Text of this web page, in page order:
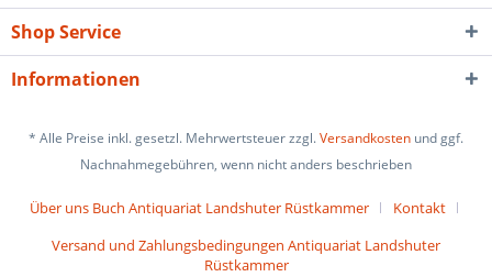
Shop Service
Informationen
* Alle Preise inkl. gesetzl. Mehrwertsteuer zzgl.Versandkosten und ggf.
Nachnahmegebühren, wenn nicht anders beschrieben
Über uns Buch Antiquariat Landshuter Rüstkammer
Kontakt
Versand und Zahlungsbedingungen Antiquariat Landshuter
Rüstkammer